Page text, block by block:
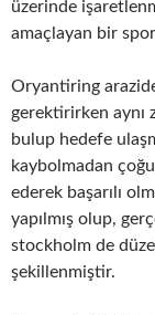
üzerinde
amaçlayan bir spor
Oryantiring
gerektirirken aynı
bulup hedefe
kaybolmadan
ederek başarılı
yapılmış olup,
stockholm de
şekillenmiştir.